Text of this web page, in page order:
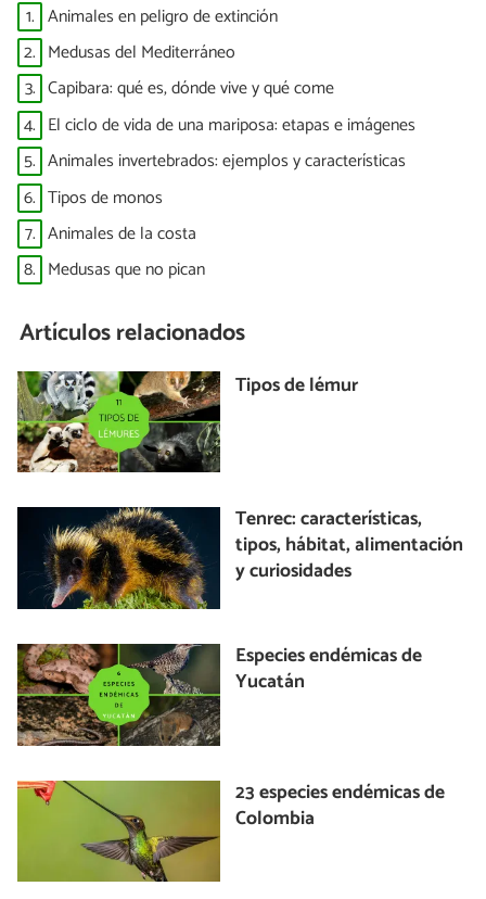
1. Animales en peligro de extinción
2. Medusas del Mediterráneo
3. Capibara: qué es, dónde vive y qué come
4. El ciclo de vida de una mariposa: etapas e imágenes
5. Animales invertebrados: ejemplos y características
6. Tipos de monos
7. Animales de la costa
8. Medusas que no pican
Artículos relacionados
Tipos de lémur
Tenrec: características,
tipos, hábitat, alimentación
y curiosidades
Especies endémicas de
Yucatán
23 especies endémicas de
Colombia